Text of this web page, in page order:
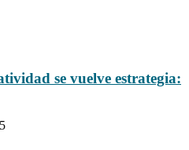
se vuelve estrategia: